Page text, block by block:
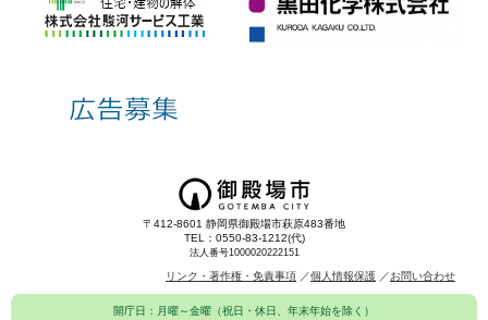
〒412-8601 静岡県御殿場市萩原483番地
TEL：0550-83-1212(代)
法人番号1000020222151
リンク・著作権・免責事項 個人情報保護 お問い合わせ
開庁日：月曜～金曜（祝日・休日、年末年始を除く）